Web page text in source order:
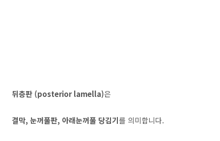
뒤층판 (posterior lamella)은
결막, 눈꺼풀판, 아래눈꺼풀 당김기를 의미합니다.